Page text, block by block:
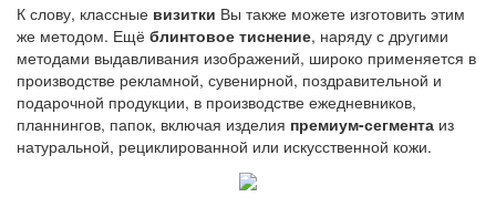
К слову, классные визитки Вы также можете изготовить этим
же методом. Ещё блинтовое тиснение, наряду с другими
методами выдавливания изображений, широко применяется в
производстве рекламной, сувенирной, поздравительной и
подарочной продукции, в производстве ежедневников,
планнингов, папок, включая изделия премиум-сегмента из
натуральной, рециклированной или искусственной кожи.